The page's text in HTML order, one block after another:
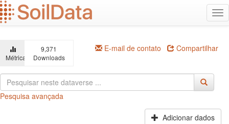
Ir
para
o
principal
Métricas
9,371
Downloads
E-mail de contato Compartilhar
Pesquisa avançada
Adicionar dados